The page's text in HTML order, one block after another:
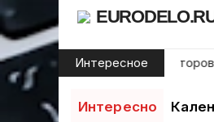
Skip
content
Интересное
начинающих инвесторов:
Интересно